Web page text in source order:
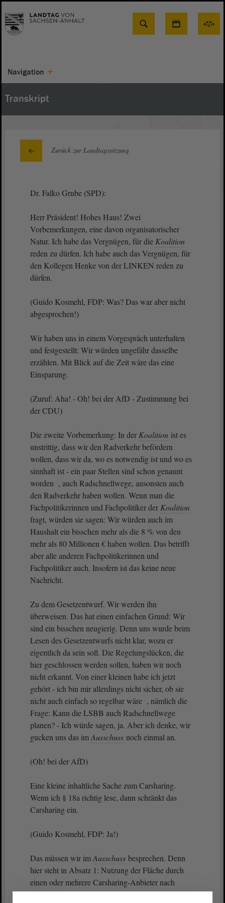
Suche
Navigation
Transkript
Zurück zur Landtagssitzung
Dr. Falko Grube (SPD):
Herr Präsident! Hohes Haus! Zwei
Vorbemerkungen, eine davon organisatorischer
Natur. Ich habe das Vergnügen, für die Koalition
reden zu dürfen. Ich habe auch das Vergnügen, für
den Kollegen Henke von der LINKEN reden zu
dürfen.
(Guido Kosmehl, FDP: Was? Das war aber nicht
abgesprochen!)
Wir haben uns in einem Vorgespräch unterhalten
und festgestellt: Wir würden ungefähr dasselbe
erzählen. Mit Blick auf die Zeit wäre das eine
Einsparung.
(Zuruf: Aha! - Oh! bei der AfD - Zustimmung bei
der CDU)
Die zweite Vorbemerkung: In der Koalition ist es
unstrittig, dass wir den Radverkehr befördern
wollen, dass wir da, wo es notwendig ist und wo es
sinnhaft ist - ein paar Stellen sind schon genannt
worden , auch Radschnellwege, ansonsten auch
den Radverkehr haben wollen. Wenn man die
Fachpolitikerinnen und Fachpolitiker der Koalition
fragt, würden sie sagen: Wir würden auch im
Haushalt ein bisschen mehr als die 8 % von den
mehr als 80 Millionen € haben wollen. Das betrifft
aber alle anderen Fachpolitikerinnen und
Fachpolitiker auch. Insofern ist das keine neue
Nachricht.
Zu dem Gesetzentwurf. Wir werden ihn
überweisen. Das hat einen einfachen Grund: Wir
sind ein bisschen neugierig. Denn uns wurde beim
Lesen des Gesetzentwurfs nicht klar, wozu er
eigentlich da sein soll. Die Regelungslücken, die
hier geschlossen werden sollen, haben wir noch
nicht erkannt. Von einer kleinen habe ich jetzt
gehört - ich bin mir allerdings nicht sicher, ob sie
nicht auch einfach so regelbar wäre , nämlich die
Frage: Kann die LSBB auch Radschnellwege
planen? - Ich würde sagen, ja. Aber ich denke, wir
gucken uns das imAusschuss noch einmal an.
(Oh! bei der AfD)
Eine kleine inhaltliche Sache zum Carsharing.
Wenn ich § 18a richtig lese, dann schränkt das
Carsharing ein.
(Guido Kosmehl, FDP: Ja!)
Das müssen wir imAusschuss besprechen. Denn
hier steht in Absatz 1: Nutzung der Fläche durch
einen oder mehrere Carsharing-Anbieter nach
Maßgabe der Absätze 2 bis 6. Dann heißt es: Für